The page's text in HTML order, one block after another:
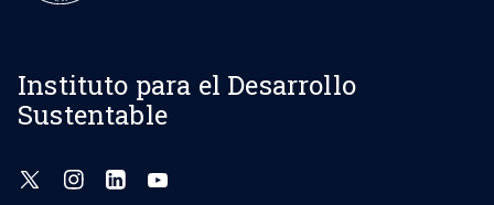
Instituto para el Desarrollo
Sustentable